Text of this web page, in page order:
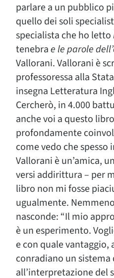
parlare a un pubblico
quello dei soli
specialista che ho letto
tenebrae le parole
Vallorani. Vallorani è
professoressa alla
insegna Letteratura
Cercherò, in 4.000
anche voi a questo
profondamente
come vedo che
Vallorani è un’amica,
versi addirittura – per
libro non mi fosse
ugualmente.
nasconde: “Il mio
è un esperimento.
e con quale vantaggio,
conradiano un
all’interpretazione del